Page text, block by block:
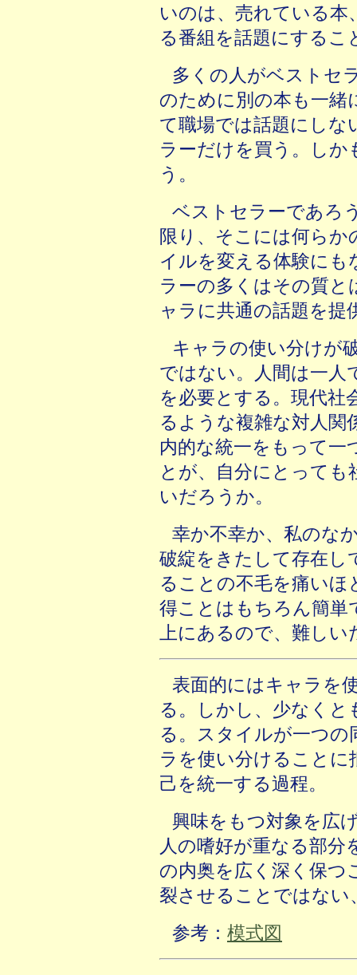
いのは、売れている本
る番組を話題にするこ
多くの人がベストセ
のために別の本も一緒
て職場では話題にしな
ラーだけを買う。し
う。
ベストセラーであろ
限り、そこには何ら
イルを変える体験に
ラーの多くはその質
ャラに共通の話題を
キャラの使い分けが
ではない。人間は一人
を必要とする。現代社
るような複雑な対人関
内的な統一をもって一
とが、自分にとって
いだろうか。
幸か不幸か、私のな
破綻をきたして存在し
ることの不毛を痛いほ
得ことはもちろん簡単
上にあるので、難しい
表面的にはキャラを
る。しかし、少なくと
る。スタイルが一つの
ラを使い分けること
己を統一する過程。
興味をもつ対象を広
人の嗜好が重なる部分
の内奥を広く深く保つ
裂させることではない
参考： 模式図